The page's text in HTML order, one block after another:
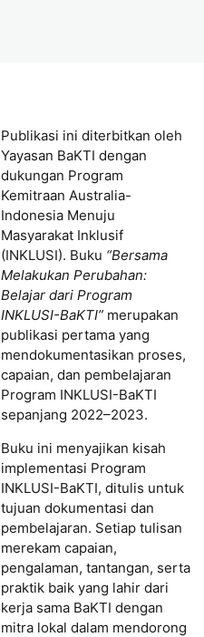
Publikasi ini diterbitkan oleh
Yayasan BaKTI dengan
dukungan Program
Kemitraan Australia-
Indonesia Menuju
Masyarakat Inklusif
(INKLUSI). Buku “Bersama
Melakukan Perubahan:
Belajar dari Program
INKLUSI-BaKTI” merupakan
publikasi pertama yang
mendokumentasikan proses,
capaian, dan pembelajaran
Program INKLUSI-BaKTI
sepanjang 2022–2023.
Buku ini menyajikan kisah
implementasi Program
INKLUSI-BaKTI, ditulis untuk
tujuan dokumentasi dan
pembelajaran. Setiap tulisan
merekam capaian,
pengalaman, tantangan, serta
praktik baik yang lahir dari
kerja sama BaKTI dengan
mitra lokal dalam mendorong